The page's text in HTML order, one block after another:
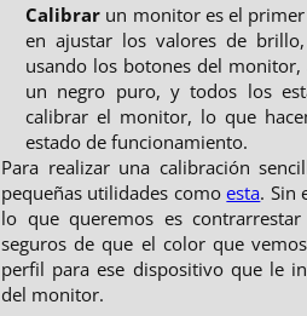
Calibrar un monitor es el
en ajustar los valores de
usando los botones del
un negro puro, y todos los
calibrar el monitor, lo que
estado de funcionamiento.
Para realizar una calibración
pequeñas utilidades comoesta. Sin
lo que queremos es
seguros de que el color que
perfil para ese dispositivo que le
del monitor.